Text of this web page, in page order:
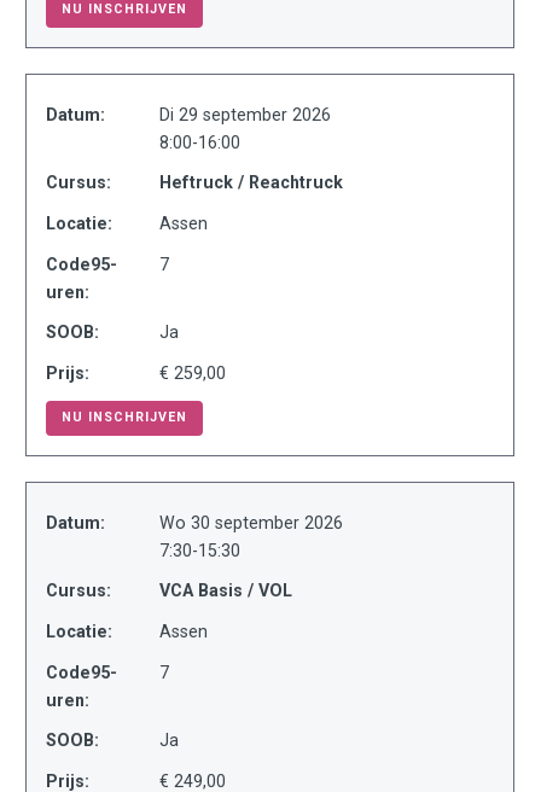
NU INSCHRIJVEN
Datum:
Di 29 september 2026
8:00-16:00
Cursus: Heftruck / Reachtruck
Locatie: Assen
Code95-
uren:
7
SOOB: Ja
Prijs: € 259,00
NU INSCHRIJVEN
Datum:
Wo 30 september 2026
7:30-15:30
Cursus: VCA Basis / VOL
Locatie: Assen
Code95-
uren:
7
SOOB: Ja
Prijs: € 249,00